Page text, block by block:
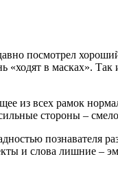
посмотрел
в масках».
из всех рамок
стороны –
познавателя
и слова лишние